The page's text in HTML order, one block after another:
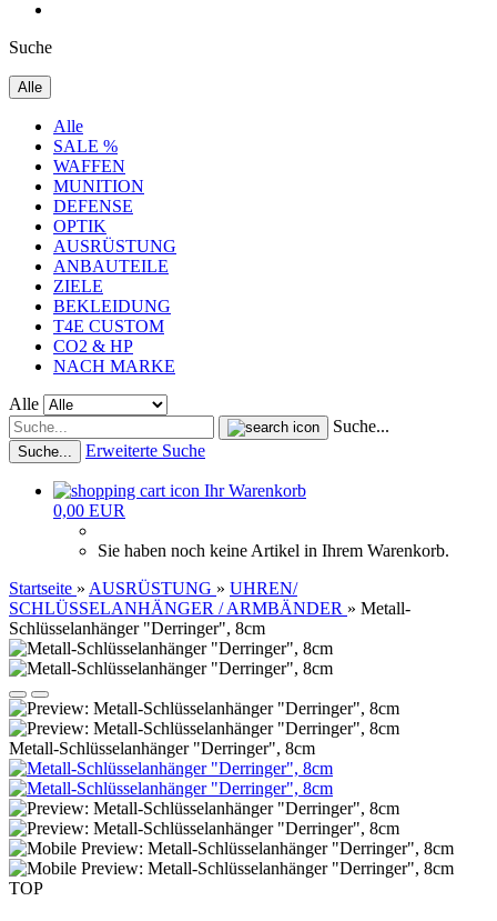
Suche
Alle
Alle
SALE %
WAFFEN
MUNITION
DEFENSE
OPTIK
AUSRÜSTUNG
ANBAUTEILE
ZIELE
BEKLEIDUNG
T4E CUSTOM
CO2 & HP
NACH MARKE
Alle
Suche...
Suche... Erweiterte Suche
Ihr Warenkorb
0,00 EUR
Sie haben noch keine Artikel in Ihrem Warenkorb.
Startseite » AUSRÜSTUNG » UHREN/
SCHLÜSSELANHÄNGER / ARMBÄNDER » Metall-
Schlüsselanhänger "Derringer", 8cm
Metall-Schlüsselanhänger "Derringer", 8cm
TOP